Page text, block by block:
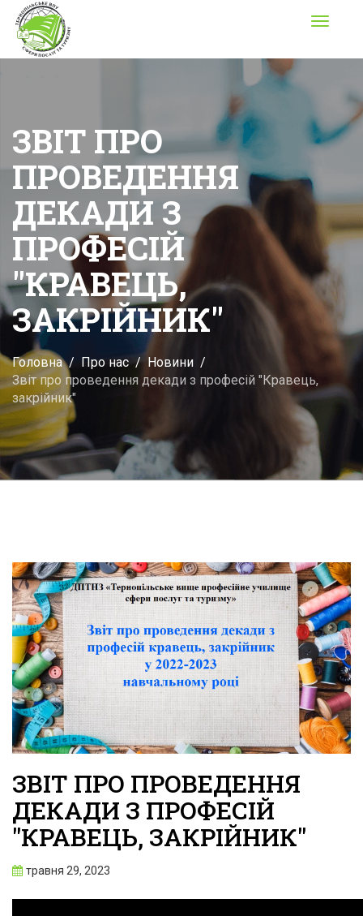
Toggle
ЗВІТ ПРО
ПРОВЕДЕННЯ
ДЕКАДИ З
ПРОФЕСІЙ
"КРАВЕЦЬ,
ЗАКРІЙНИК"
Головна Про нас
Новини
Звіт про проведення декади з професій "Кравець,
закрійник"
ЗВІТ ПРО ПРОВЕДЕННЯ
ДЕКАДИ З ПРОФЕСІЙ
"КРАВЕЦЬ, ЗАКРІЙНИК"
травня 29, 2023